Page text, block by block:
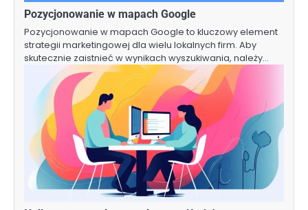
Pozycjonowanie w mapach Google
Pozycjonowanie w mapach Google to kluczowy element
strategii marketingowej dla wielu lokalnych firm. Aby
skutecznie zaistnieć w wynikach wyszukiwania, należy…